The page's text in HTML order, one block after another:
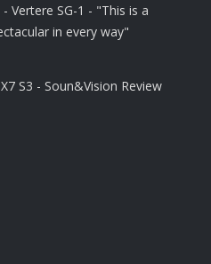
Vertere SG-1 - "This is a
in every way"
S3 - Soun&Vision Review